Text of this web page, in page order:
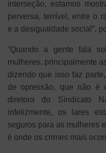
interseção, estamos
perversa, terrível, entre o
e a desigualdade social”,
“Quando a gente fala
mulheres, principalmente
dizendo que isso faz
de opressão, que não é
diretora do Sindicato
infelizmente, os lares
seguros para as mulheres
é onde os crimes mais